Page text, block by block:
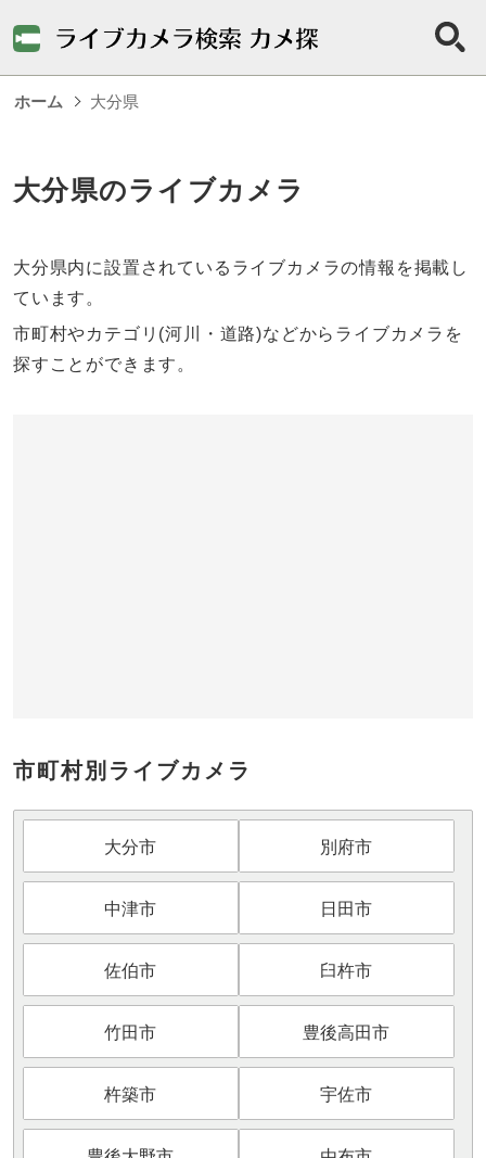
ホーム 大分県
大分県のライブカメラ
大分県内に設置されているライブカメラの情報を掲載し
ています。
市町村やカテゴリ(河川・道路)などからライブカメラを
探すことができます。
市町村別ライブカメラ
大分市 別府市
中津市 日田市
佐伯市 臼杵市
竹田市 豊後高田市
杵築市 宇佐市